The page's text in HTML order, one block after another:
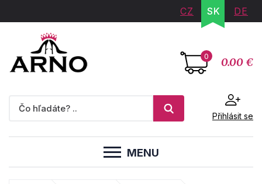
CZ SK DE
0 0.00 €
Přihlásit se
MENU